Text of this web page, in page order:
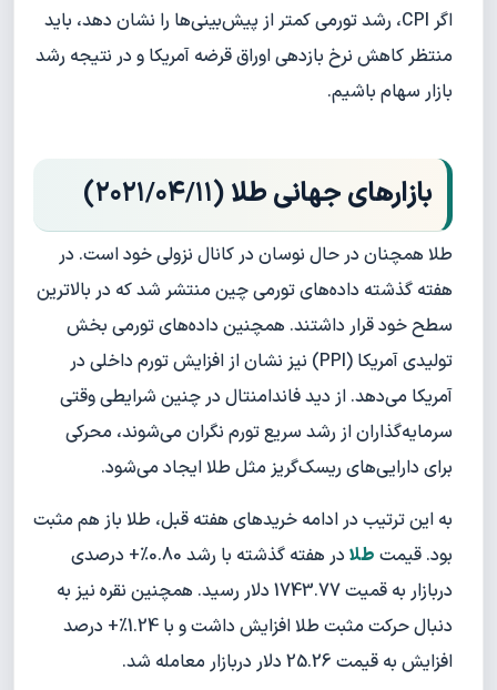
اگر CPI، رشد تورمی کمتر از پیش‌بینی‌ها را نشان دهد، باید
منتظر کاهش نرخ بازدهی اوراق قرضه آمریکا و در نتیجه رشد
بازار سهام باشیم.
بازارهای جهانی طلا(۲۰۲۱/۰۴/ ۱۱ )
طلا همچنان در حال نوسان در کانال نزولی خود است. در
هفته گذشته داده‌های تورمی چین منتشر شد که در بالاترین
سطح خود قرار داشتند. همچنین داده‌های تورمی بخش
تولیدی آمریکا (PPI) نیز نشان از افزایش تورم داخلی در
آمریکا می‌دهد. از دید فاندامنتال در چنین شرایطی وقتی
سرمایه‌گذاران از رشد سریع تورم نگران می‌شوند، محرکی
برای دارایی‌های ریسک‌گریز مثل طلا ایجاد می‌شود.
به این ترتیب در ادامه خرید‌های هفته قبل، طلا باز هم مثبت
بود. قیمت طلا
در هفته گذشته با رشد 0.80%+ درصدی
دربازار به قمیت 1743.77 دلار رسید. همچنین نقره نیز به
دنبال حرکت مثبت طلا افزایش داشت و با 1.24%+ درصد
افزایش به قیمت 25.26 دلار دربازار معامله شد.